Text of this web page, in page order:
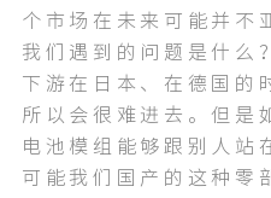
个市场在未来可能并不
我们遇到的问题是什么
下游在日本、在德国的
所以会很难进去。但是
电池模组能够跟别人站
可能我们国产的这种零